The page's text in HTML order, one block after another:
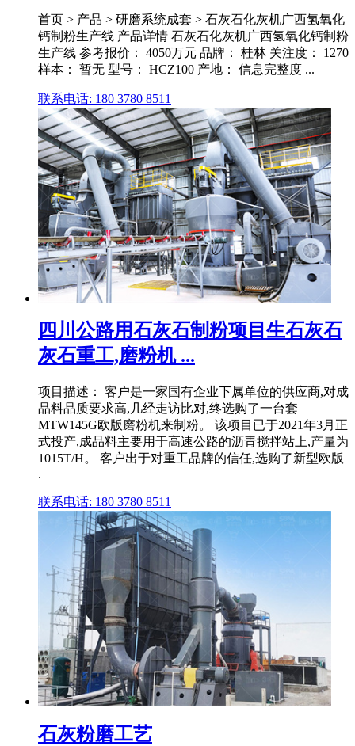
首页 > 产品 > 研磨系统成套 > 石灰石化灰机广西氢氧化
钙制粉生产线 产品详情 石灰石化灰机广西氢氧化钙制粉
生产线 参考报价： 4050万元 品牌： 桂林 关注度： 1270
样本： 暂无 型号： HCZ100 产地： 信息完整度 ...
联系电话: 180 3780 8511
四川公路用石灰石制粉项目生石灰石
灰石重工,磨粉机 ...
项目描述： 客户是一家国有企业下属单位的供应商,对成
品料品质要求高,几经走访比对,终选购了一台套
MTW145G欧版磨粉机来制粉。 该项目已于2021年3月正
式投产,成品料主要用于高速公路的沥青搅拌站上,产量为
1015T/H。 客户出于对重工品牌的信任,选购了新型欧版
.
联系电话: 180 3780 8511
石灰粉磨工艺